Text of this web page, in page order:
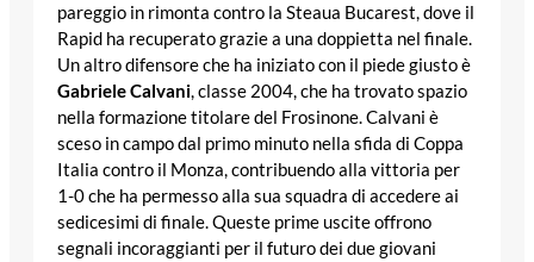
pareggio in rimonta contro la Steaua Bucarest, dove il
Rapid ha recuperato grazie a una doppietta nel finale.
Un altro difensore che ha iniziato con il piede giusto è
Gabriele Calvani, classe 2004, che ha trovato spazio
nella formazione titolare del Frosinone. Calvani è
sceso in campo dal primo minuto nella sfida di Coppa
Italia contro il Monza, contribuendo alla vittoria per
1-0 che ha permesso alla sua squadra di accedere ai
sedicesimi di finale. Queste prime uscite offrono
segnali incoraggianti per il futuro dei due giovani